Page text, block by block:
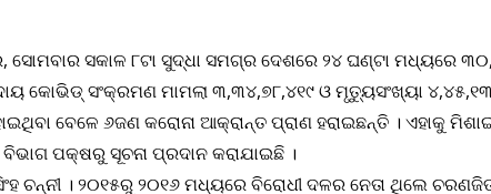
ସକାଳ ୮ଟା ସୁଦ୍ଧା ସମଗ୍ର ଦେଶରେ ୨୪ ଘଣ୍ଟା ମଧ୍ୟରେ
କୋଭିଡ୍‌ ସଂକ୍ରମଣ ମାମଲା ୩,୩୪,୭୮,୪୧୯ ଓ ମୃତ୍ୟୁସଂଖ୍ୟା
ବେଳେ ୬ଜଣ କରୋନା ଆକ୍ରାନ୍ତ ପ୍ରାଣ ହରାଇଛନ୍ତି । ଏହାକୁ
ପକ୍ଷରୁ ସୂଚନା ପ୍ରଦାନ କରାଯାଇଛି ।
ଚନ୍ନୀ । ୨୦୧୫ରୁ ୨୦୧୬ ମଧ୍ୟରେ ବିରୋଧୀ ଦଳର ନେତା ଥିଲେ